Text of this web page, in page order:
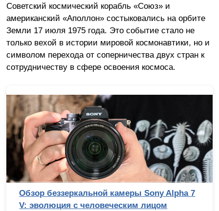
Советский космический корабль «Союз» и
американский «Аполлон» состыковались на орбите
Земли 17 июля 1975 года. Это событие стало не
только вехой в истории мировой космонавтики, но и
символом перехода от соперничества двух стран к
сотрудничеству в сфере освоения космоса.
Обзор беззеркальной камеры Sony Alpha 7
V: эволюция с человеческим лицом